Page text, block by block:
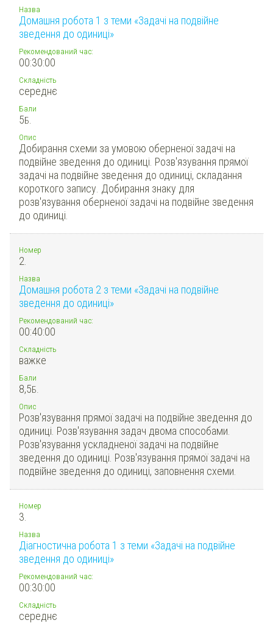
Назва
Домашня робота 1 з теми «Задачі на подвійне
зведення до одиниці»
Рекомендований час:
00:30:00
Складність
середнє
Бали
5Б.
Опис
Добирання схеми за умовою оберненої задачі на
подвійне зведення до одиниці. Розв'язування прямої
задачі на подвійне зведення до одиниці, складання
короткого запису. Добирання знаку для
розв'язування оберненої задачі на подвійне зведення
до одиниці.
Номер
2.
Назва
Домашня робота 2 з теми «Задачі на подвійне
зведення до одиниці»
Рекомендований час:
00:40:00
Складність
важке
Бали
8,5Б.
Опис
Розв'язування прямої задачі на подвійне зведення до
одиниці. Розв'язування задач двома способами.
Розв'язування ускладненої задачі на подвійне
зведення до одиниці. Розв'язування прямої задачі на
подвійне зведення до одиниці, заповнення схеми.
Номер
3.
Назва
Діагностична робота 1 з теми «Задачі на подвійне
зведення до одиниці»
Рекомендований час:
00:30:00
Складність
середнє